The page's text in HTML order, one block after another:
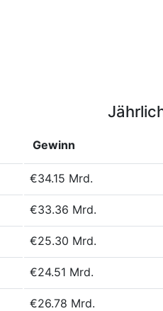
Gewinn
€34.15 Mrd.
€33.36 Mrd.
€25.30 Mrd.
€24.51 Mrd.
€26.78 Mrd.